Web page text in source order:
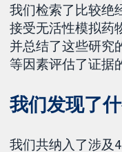
我们检索了比较绝
接受无活性模拟药
并总结了这些研究
等因素评估了证据
我们发现了
我们共纳入了涉及